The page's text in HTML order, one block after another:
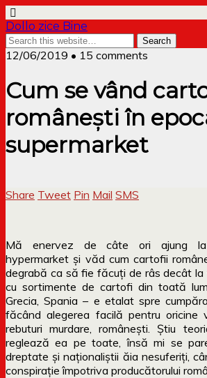
Dollo zice Bine
12/06/2019 • 15 comments
Cum se vând
românești în
supermarket
Share Tweet Pin Mail SMS
Mă enervez de câte ori ajung la
hypermarket și văd cum cartofii
degrabă ca să fie făcuți de râs decât la
cu sortimente de cartofi din toată
Grecia, Spania – e etalat spre
făcând alegerea facilă pentru oricine
rebuturi murdare, românești. Știu
reglează ea pe toate, însă mi se
dreptate și naționaliștii ăia nesuferiți,
conspirație împotriva producătorului